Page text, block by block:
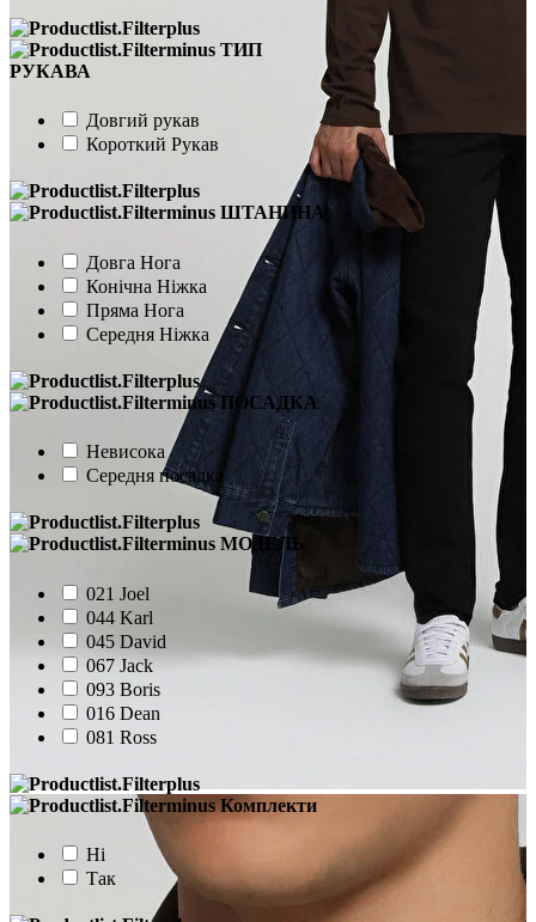
ТИП
РУКАВА
Довгий рукав
Короткий Рукав
ШТАНИНА
Довга Нога
Конічна Ніжка
Пряма Нога
Середня Ніжка
ПОСАДКА
Невисока
Середня посадка
МОДЕЛЬ
021 Joel
044 Karl
045 David
067 Jack
093 Boris
016 Dean
081 Ross
Комплекти
Ні
Так